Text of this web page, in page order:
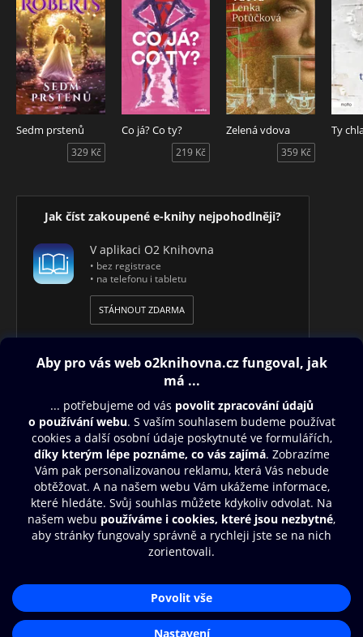
Sedm prstenů
329 Kč
Co já? Co ty?
219 Kč
Zelená vdova
359 Kč
Ty
Jak číst zakoupené e-knihy nejpohodlněji?
V aplikaci O2 Knihovna
• bez registrace
• na telefonu i tabletu
STÁHNOUT ZDARMA
Obsah ke stažení
Moje O2 Knihovna
Další zábava
© O2 Czech Republic a.s.
Zásady zpracování osobních údajůAplikace O2 Knihovna